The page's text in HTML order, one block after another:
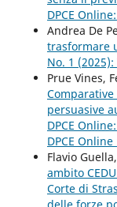
DPCE
Andrea De
trasformare
No. 1
Prue Vines,
persuasive
DPCE
DPCE Online
Flavio Guella,
ambito
Corte di